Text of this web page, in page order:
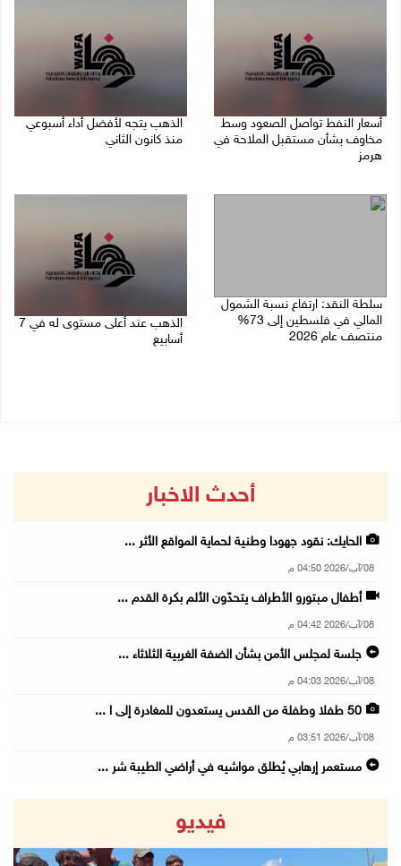
أسعار النفط تواصل الصعود وسط
مخاوف بشأن مستقبل الملاحة في
هرمز
الذهب يتجه لأفضل أداء أسبوعي
منذ كانون الثاني
سلطة النقد: ارتفاع نسبة الشمول
المالي في فلسطين إلى 73%
منتصف عام 2026
الذهب عند أعلى مستوى له في 7
أسابيع
أحدث الاخبار
الحايك: نقود جهودا وطنية لحماية المواقع الأثر ...
08/آب/2026 04:50 م
أطفال مبتورو الأطراف يتحدّون الألم بكرة القدم ...
08/آب/2026 04:42 م
جلسة لمجلس الأمن بشأن الضفة الغربية الثلاثاء ...
08/آب/2026 04:03 م
50 طفلا وطفلة من القدس يستعدون للمغادرة إلى ا ...
08/آب/2026 03:51 م
مستعمر إرهابي يُطلق مواشيه في أراضي الطيبة شر ...
إصابتان في هجوم للمستعمرين الإرهابيين على بيت ...
08/آب/2026 02:26 م
فيديو